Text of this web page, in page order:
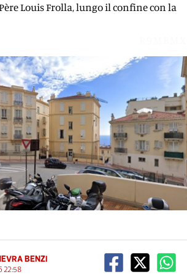
Louis Frolla, lungo il confine con la
BENZI
22:58